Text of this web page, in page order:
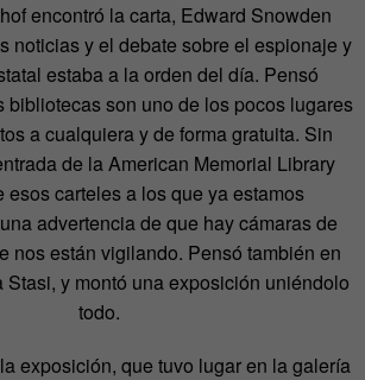
encontró la carta, Edward Snowden
noticias y el debate sobre el espionaje y
estaba a la orden del día. Pensó
bibliotecas son uno de los pocos lugares
a cualquiera y de forma gratuita. Sin
de la American Memorial Library
esos carteles a los que ya estamos
advertencia de que hay cámaras de
nos están vigilando. Pensó también en
Stasi, y montó una exposición uniéndolo
todo.
exposición, que tuvo lugar en la galería